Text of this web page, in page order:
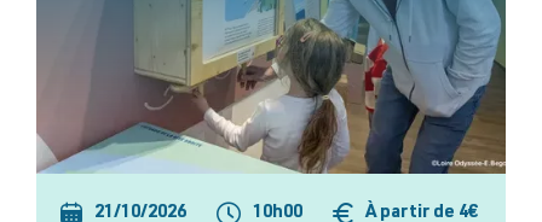
21/10/2026 10h00 À partir de 4€